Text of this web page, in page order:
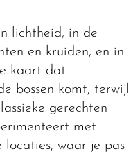
lichtheid, in de
en kruiden, en in
kaart dat
bossen komt, terwijl
gerechten
met
locaties, waar je pas